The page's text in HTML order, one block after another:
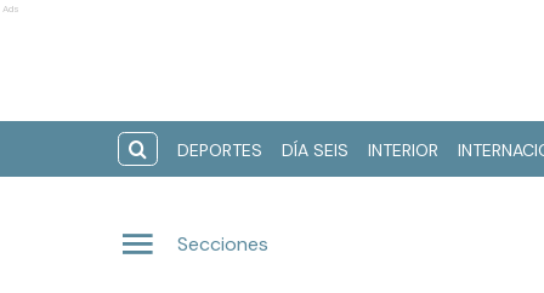
Ads
DEPORTES DÍA SEIS INTERIOR
Secciones